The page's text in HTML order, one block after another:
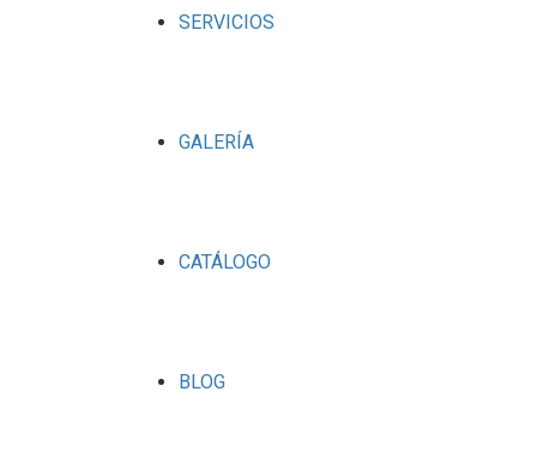
SERVICIOS
GALERÍA
CATÁLOGO
BLOG